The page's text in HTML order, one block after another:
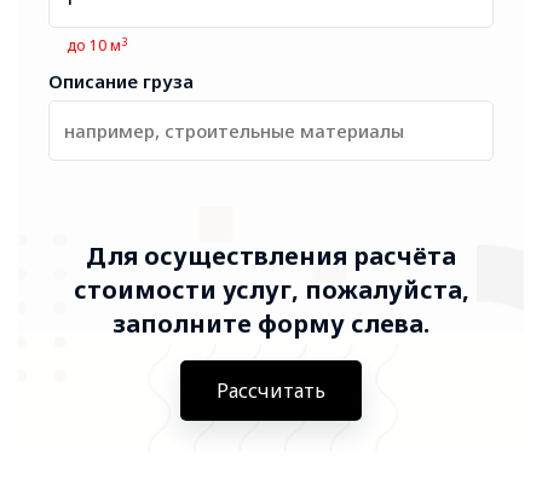
до 10 м3
Описание груза
Для осуществления расчёта
стоимости услуг, пожалуйста,
заполните форму слева.
Рассчитать